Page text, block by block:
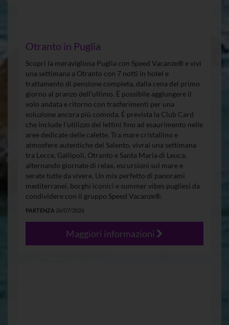
Otranto in Puglia
Scopri la meravigliosa Puglia con Speed Vacanze® e vivi
una settimana a Otranto con 7 notti in hotel e
trattamento di pensione completa, dalla cena del primo
giorno al pranzo dell’ultimo. È possibile aggiungere il
volo andata e ritorno con trasferimenti per una
soluzione ancora più comoda. È prevista la Club Card
che include l’utilizzo dei lettini fino ad esaurimento nelle
aree dedicate delle calette. Tra mare cristallino e
atmosfere autentiche del Salento, vivrai una settimana
tra Lecce, Gallipoli, Otranto e Santa Maria di Leuca,
alternando giornate di relax, escursioni sul mare e
serate tutte da vivere. Un mix perfetto di panorami
mediterranei, borghi iconici e summer vibes pugliesi da
condividere con il gruppo Speed Vacanze®.
PARTENZA 26/07/2026
Maggiori informazioni